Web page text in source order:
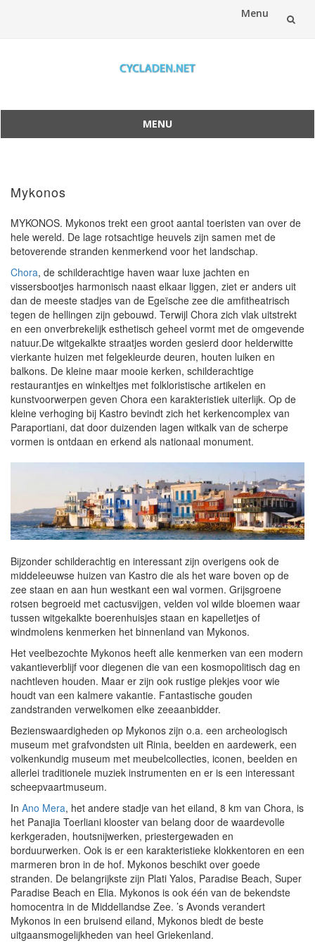
Menu
MENU
Mykonos
MYKONOS. Mykonos trekt een groot aantal toeristen van over de
hele wereld. De lage rotsachtige heuvels zijn samen met de
betoverende stranden kenmerkend voor het landschap.
Chora, de schilderachtige haven waar luxe jachten en
vissersbootjes harmonisch naast elkaar liggen, ziet er anders uit
dan de meeste stadjes van de Egeïsche zee die amfitheatrisch
tegen de hellingen zijn gebouwd. Terwijl Chora zich vlak uitstrekt
en een onverbrekelijk esthetisch geheel vormt met de omgevende
natuur.De witgekalkte straatjes worden gesierd door helderwitte
vierkante huizen met felgekleurde deuren, houten luiken en
balkons. De kleine maar mooie kerken, schilderachtige
restaurantjes en winkeltjes met folkloristische artikelen en
kunstvoorwerpen geven Chora een karakteristiek uiterlijk. Op de
kleine verhoging bij Kastro bevindt zich het kerkencomplex van
Paraportiani, dat door duizenden lagen witkalk van de scherpe
vormen is ontdaan en erkend als nationaal monument.
Bijzonder schilderachtig en interessant zijn overigens ook de
middeleeuwse huizen van Kastro die als het ware boven op de
zee staan en aan hun westkant een wal vormen. Grijsgroene
rotsen begroeid met cactusvijgen, velden vol wilde bloemen waar
tussen witgekalkte boerenhuisjes staan en kapelletjes of
windmolens kenmerken het binnenland van Mykonos.
Het veelbezochte Mykonos heeft alle kenmerken van een modern
vakantieverblijf voor diegenen die van een kosmopolitisch dag en
nachtleven houden. Maar er zijn ook rustige plekjes voor wie
houdt van een kalmere vakantie. Fantastische gouden
zandstranden verwelkomen elke zeeaanbidder.
Bezienswaardigheden op Mykonos zijn o.a. een archeologisch
museum met grafvondsten uit Rinia, beelden en aardewerk, een
volkenkundig museum met meubelcollecties, iconen, beelden en
allerlei traditionele muziek instrumenten en er is een interessant
scheepvaartmuseum.
In Ano Mera, het andere stadje van het eiland, 8 km van Chora, is
het Panajia Toerliani klooster van belang door de waardevolle
kerkgeraden, houtsnijwerken, priestergewaden en
borduurwerken. Ook is er een karakteristieke klokkentoren en een
marmeren bron in de hof. Mykonos beschikt over goede
stranden. De belangrijkste zijn Plati Yalos, Paradise Beach, Super
Paradise Beach en Elia. Mykonos is ook één van de bekendste
homocentra in de Middellandse Zee. ’s Avonds verandert
Mykonos in een bruisend eiland, Mykonos biedt de beste
uitgaansmogelijkheden van heel Griekenland.